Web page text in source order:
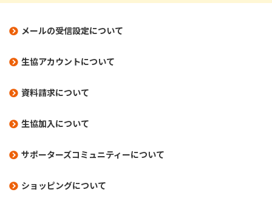
メールの受信設定について
生協アカウントについて
資料請求について
生協加入について
サポーターズコミュニティーについて
ショッピングについて